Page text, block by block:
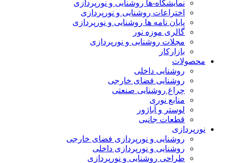
نمایشگاه-ها روشنایی و نورپردازی
اختراعات روشنایی و نورپردازی
پایان نامه ها روشنایی و نورپردازی
گالری موزه نور
مجلات روشنایی و نورپردازی
بازارکار
روشنایی داخلی
روشنایی فضای خارجی
چراغ روشنایی صنعتی
منابع نوری
لوستر و آباژور
قطعات جانبی
روشنایی و نورپردازی فضای خارجی
روشنایی و نورپردازی داخلی
طراحی روشنایی و نورپردازی